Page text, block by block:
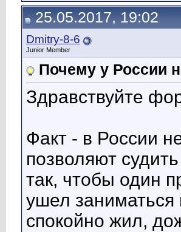
25.05.2017, 19:02
Dmitry-8-6
Junior Member
Почему у России
Здравствуйте
Факт - в России
позволяют
так, чтобы один
ушел
спокойно жил,